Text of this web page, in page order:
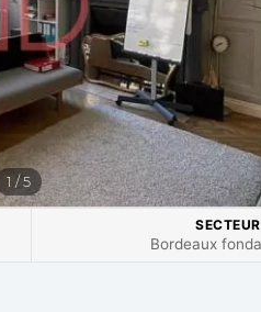
1 / 5
SECTEUR
Bordeaux